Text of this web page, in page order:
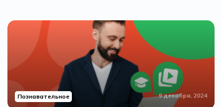
Познавательное 9 декабря, 2024